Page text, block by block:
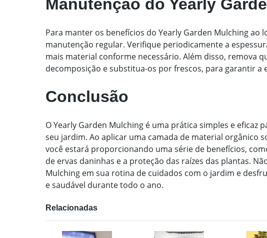
Manutenção do Yearly
Para manter os benefícios do Yearly Garden Mulching ao
manutenção regular. Verifique periodicamente a
mais material conforme necessário. Além disso, remova
decomposição e substitua-os por frescos, para garantir a
Conclusão
O Yearly Garden Mulching é uma prática simples e eficaz
seu jardim. Ao aplicar uma camada de material orgânico
você estará proporcionando uma série de benefícios,
de ervas daninhas e a proteção das raízes das plantas.
Mulching em sua rotina de cuidados com o jardim e
e saudável durante todo o ano.
Relacionadas